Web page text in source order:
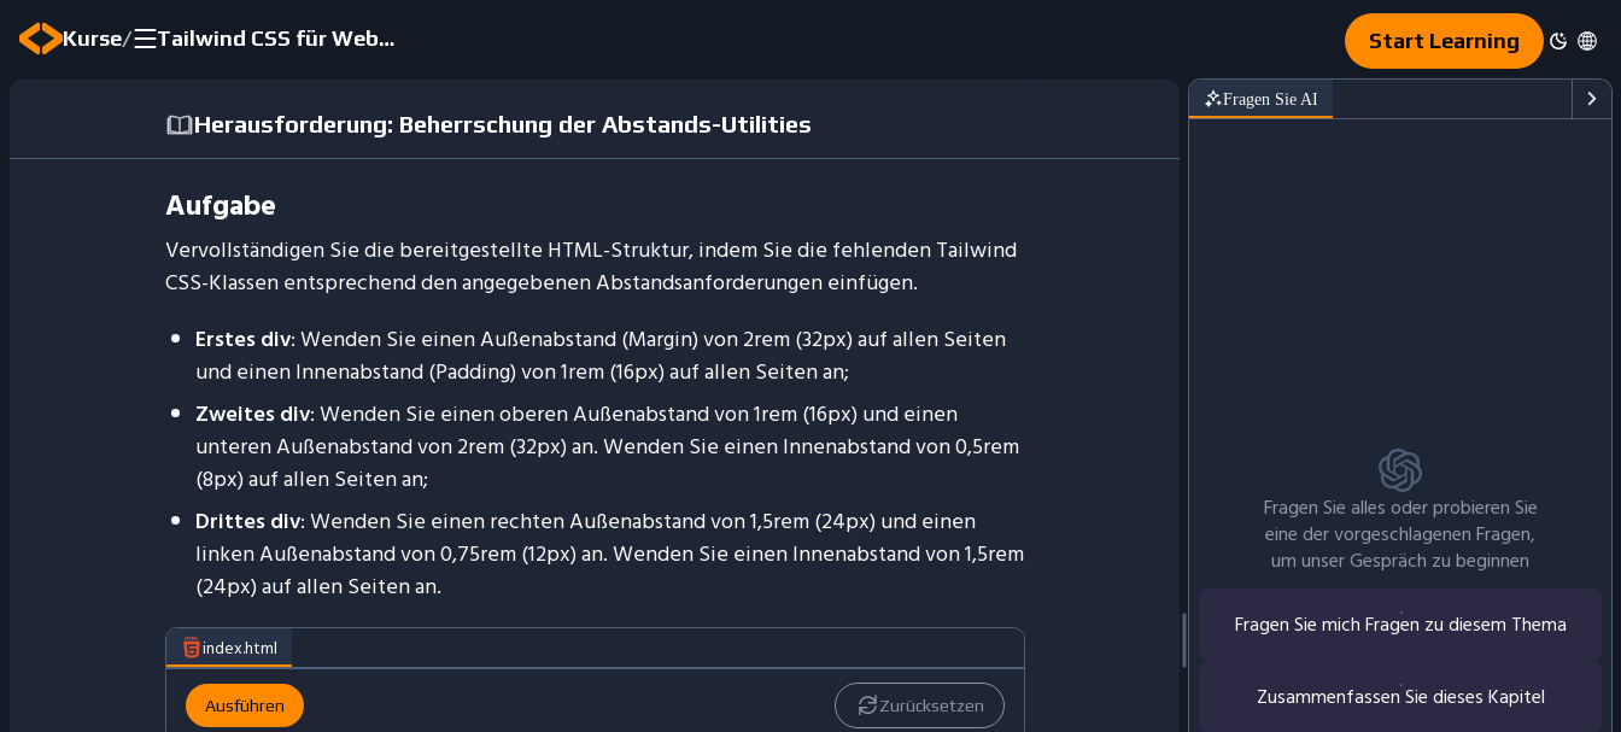
Kurse/ Tailwind CSS für Webentwicklung Start Learning
Herausforderung: Beherrschung der Abstands-Utilities
Aufgabe
Vervollständigen Sie die bereitgestellte HTML-Struktur, indem Sie die fehlenden Tailwind
CSS-Klassen entsprechend den angegebenen Abstandsanforderungen einfügen.
Erstes div: Wenden Sie einen Außenabstand (Margin) von 2rem (32px) auf allen Seiten
und einen Innenabstand (Padding) von 1rem (16px) auf allen Seiten an;
Zweites div: Wenden Sie einen oberen Außenabstand von 1rem (16px) und einen
unteren Außenabstand von 2rem (32px) an. Wenden Sie einen Innenabstand von 0,5rem
(8px) auf allen Seiten an;
Drittes div: Wenden Sie einen rechten Außenabstand von 1,5rem (24px) und einen
linken Außenabstand von 0,75rem (12px) an. Wenden Sie einen Innenabstand von 1,5rem
(24px) auf allen Seiten an.
index.html
Ausführen Zurücksetzen
Fragen Sie AI
Fragen Sie alles oder probieren Sie
eine der vorgeschlagenen Fragen,
um unser Gespräch zu beginnen
Fragen Sie mich Fragen zu diesem Thema
Zusammenfassen Sie dieses Kapitel